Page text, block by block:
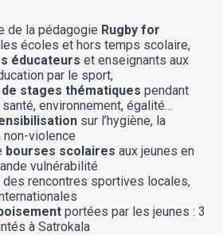
de la pédagogie Rugby for
écoles et hors temps scolaire,
éducateurs et enseignants aux
par le sport,
stages thématiques pendant
environnement, égalité…
sur l’hygiène, la
non-violence
bourses scolaires aux jeunes en
vulnérabilité
des rencontres sportives locales,
portées par les jeunes : 3
à Satrokala